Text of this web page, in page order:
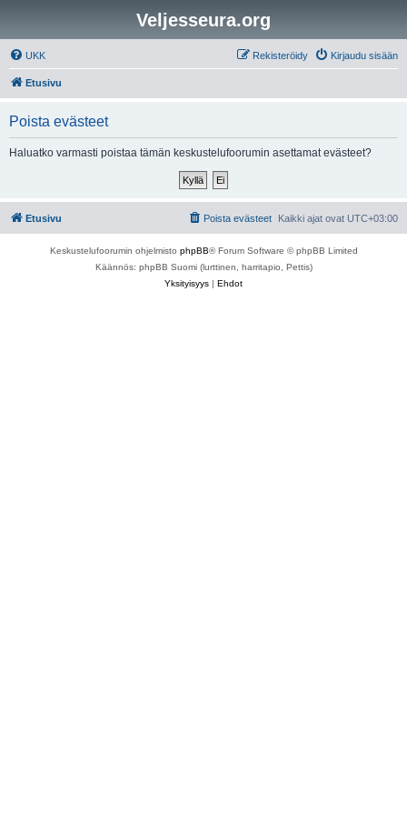
Veljesseura.org
UKK Kirjaudu sisään
Rekisteröidy
Etusivu
Poista evästeet
Haluatko varmasti poistaa tämän keskustelufoorumin asettamat evästeet?
Etusivu Kaikki ajat ovat UTC+03:00
Poista evästeet
Keskustelufoorumin ohjelmisto phpBB® Forum Software © phpBB Limited
Käännös: phpBB Suomi (lurttinen, harritapio, Pettis)
Yksityisyys | Ehdot